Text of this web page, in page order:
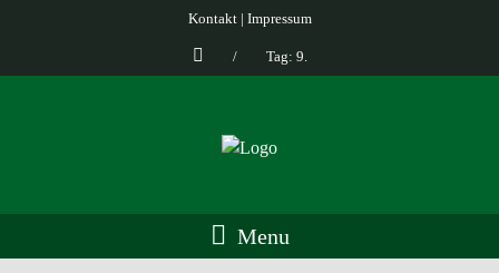
Kontakt| Impressum
/ Tag: 9.
Menu